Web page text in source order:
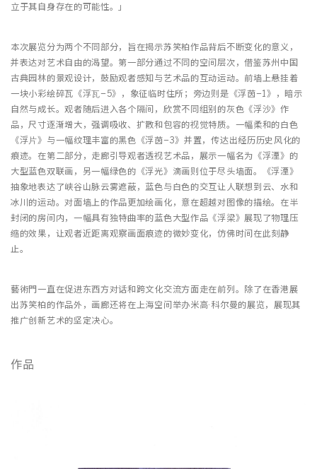
立于其自身存在的可能性。」
本次展览分为两个不同部分，旨在揭示苏笑柏作品背后不断变化的意义，
并表达对艺术自由的渴望。第一部分通过不同的空间层次，借鉴苏州中国
古典园林的景观设计，鼓励观者感知与艺术品的互动运动。前墙上悬挂着
一块小彩绘碎瓦《浮⽡–5》，象征临时住所；旁边则是《浮茵–1》，暗示
自然与成长。观者随后进入各个隔间，欣赏不同组别的灰色《浮沙》作
品，尺寸逐渐增大，强调吸收、扩散和包容的视觉特质。一幅柔和的白色
《浮⽚》与一幅纹理丰富的黑色《浮茵–3》并置，传达出经历历史风化的
痕迹。在第二部分，走廊引导观者透视艺术品，展示一幅名为《浮湮》的
大型蓝色双联画，另一幅绿色的《浮光》滴画则位于尽头墙面。《浮湮》
抽象地表达了峡谷山脉云雾遮蔽，蓝色与白色的交互让人联想到云、水和
冰川的运动。对面墙上的作品更加绘画化，意在超越对图像的描绘。在半
封闭的房间内，一幅具有独特曲率的蓝色大型作品《浮梁》展现了物理压
缩的效果，让观者近距离观察画面痕迹的微妙变化，仿佛时间在此刻静
止。
藝術門一直在促进东西方对话和跨文化交流方面走在前列。除了在香港展
出苏笑柏的作品外，画廊还将在上海空间举办米高·科尔曼的展览，展现其
推广创新艺术的坚定决心。
作品